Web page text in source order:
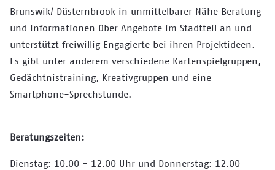
Brunswik/ Düsternbrook in unmittelbarer Nähe Beratung
und Informationen über Angebote im Stadtteil an und
unterstützt freiwillig Engagierte bei ihren Projektideen.
Es gibt unter anderem verschiedene Kartenspielgruppen,
Gedächtnistraining, Kreativgruppen und eine
Smartphone-Sprechstunde.
Beratungszeiten:
Dienstag: 10.00 - 12.00 Uhr und Donnerstag: 12.00